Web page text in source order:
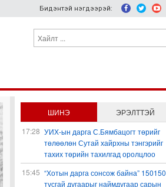
Бидэнтэй нэгдээрэй:
ШИНЭ
ЭРЭЛТТЭЙ
17:28 УИХ-ын дарга С.Бямбацогт төрийг
төлөөлөн Сутай хайрхны тэнгэрийг
тахих төрийн тахилгад оролцлоо
15:45 “Хотын дарга сонсож байна” 150150
тусгай дугаарыг наймдугаар сарын